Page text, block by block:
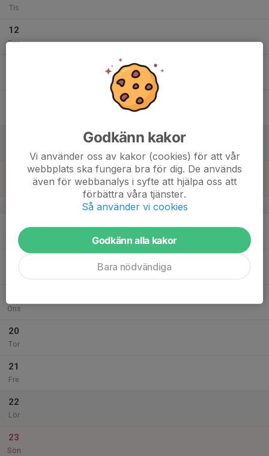
Tis
12
Ons
v.34
Mån
Ons
20
Tor
21
Fre
22
Lör
23
Sön
Godkänn kakor
Vi använder oss av kakor (cookies) för att vår
webbplats ska fungera bra för dig. De används
även för webbanalys i syfte att hjälpa oss att
förbättra våra tjänster.
Så använder vi cookies
Godkänn alla kakor
Bara nödvändiga